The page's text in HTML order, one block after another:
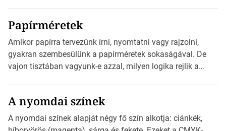
Illustratorban készült vektorgrafika. *Hirdetés Minden
esetben konzultáljunk a nyomdával, mielőtt elkezdjük a
nyomdai előkészítést!Nehogy az elkészült munka után
derüljön ki, hogy valamit másképp kellett volna csinálni! […]
Papírméretek
Amikor papírra tervezünk írni, nyomtatni vagy rajzolni,
gyakran szembesülünk a papírméretek sokaságával. De
vajon tisztában vagyunk-e azzal, milyen logika rejlik a
*Hirdetés Ebben a cikkben a papírméretek izgalmas
világába kalauzolunk el téged, hogy jobban megértsd,
milyen szempontok alapján érdemes választanod a
A nyomdai színek
A nyomdai színek alapját négy fő szín alkotja: ciánkék,